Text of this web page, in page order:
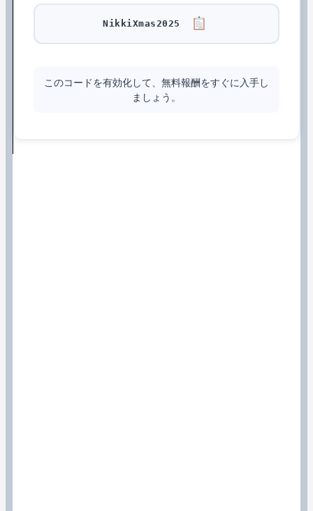
NikkiXmas2025
このコードを有効化して、無料報酬をすぐに入手し
ましょう。